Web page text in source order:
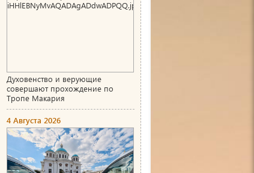
iHHlEBNyMvAQADAgADdwADPQQ.jpg
Духовенство и верующие
совершают прохождение по
Тропе Макария
4 Августа 2026